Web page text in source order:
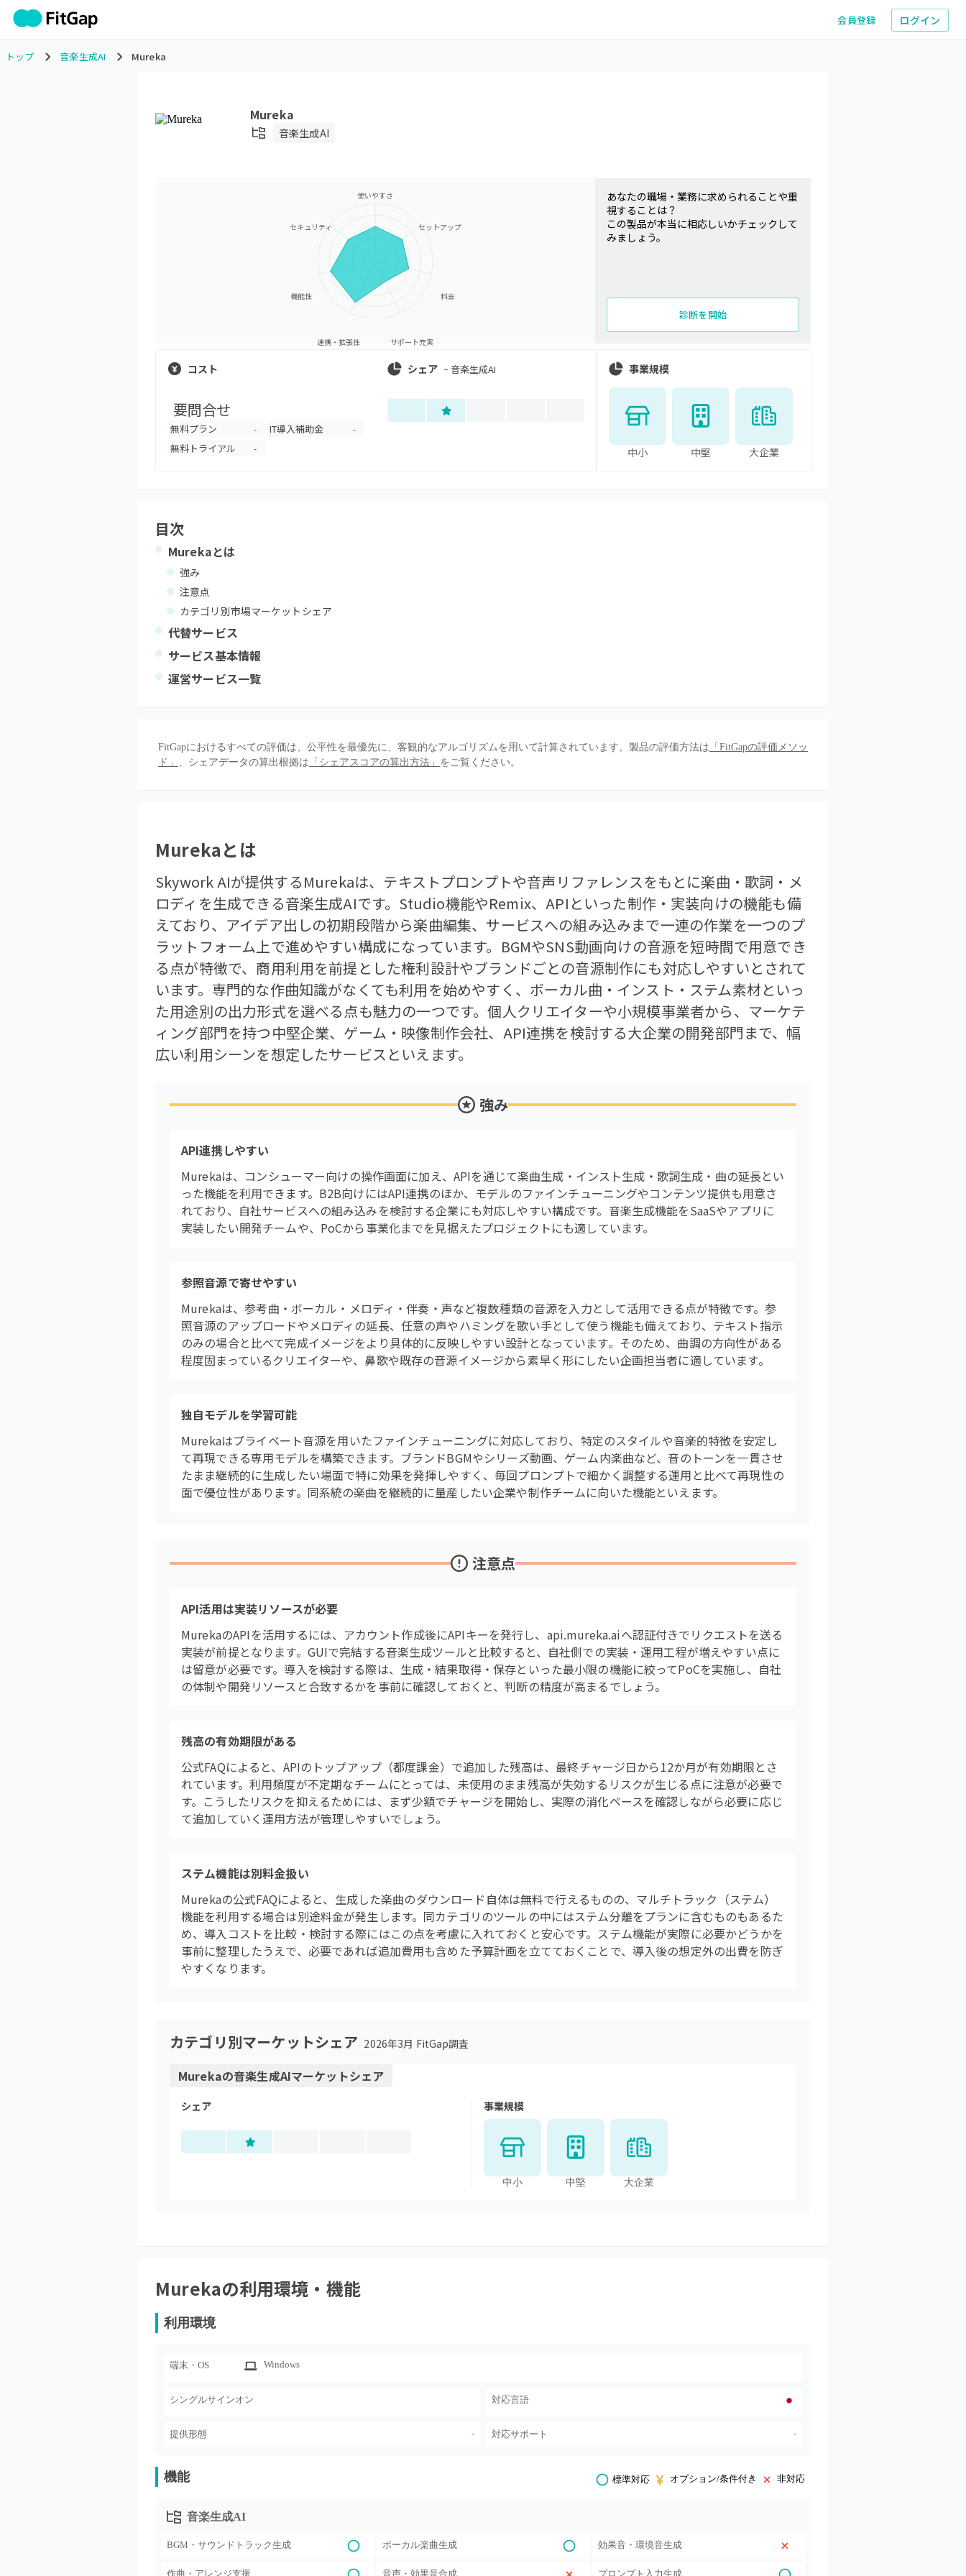
会員登録 ログイン
トップ 音楽生成AI Mureka
Mureka
音楽生成AI
使いやすさ
セットアップ
料金
サポート充実
連携・拡張性
機能性
セキュリティ
あなたの職場・業務に求められることや重
視することは？
この製品が本当に相応しいかチェックして
みましょう。
診断を開始
コスト
要問合せ
無料プラン - IT導入補助金 -
無料トライアル -
シェア ~ 音楽生成AI 事業規模
中小 中堅 大企業
目次
Murekaとは
強み
注意点
カテゴリ別市場マーケットシェア
代替サービス
サービス基本情報
運営サービス一覧
FitGapにおけるすべての評価は、公平性を最優先に、客観的なアルゴリズムを用いて計算されています。製品の評価方法は 「FitGapの評価メソッ
ド」 、シェアデータの算出根拠は 「シェアスコアの算出方法」 をご覧ください。
Murekaとは
Skywork AIが提供するMurekaは、テキストプロンプトや音声リファレンスをもとに楽曲・歌詞・メ
ロディを生成できる音楽生成AIです。Studio機能やRemix、APIといった制作・実装向けの機能も備
えており、アイデア出しの初期段階から楽曲編集、サービスへの組み込みまで一連の作業を一つのプ
ラットフォーム上で進めやすい構成になっています。BGMやSNS動画向けの音源を短時間で用意でき
る点が特徴で、商用利用を前提とした権利設計やブランドごとの音源制作にも対応しやすいとされて
います。専門的な作曲知識がなくても利用を始めやすく、ボーカル曲・インスト・ステム素材といっ
た用途別の出力形式を選べる点も魅力の一つです。個人クリエイターや小規模事業者から、マーケテ
ィング部門を持つ中堅企業、ゲーム・映像制作会社、API連携を検討する大企業の開発部門まで、幅
広い利用シーンを想定したサービスといえます。
強み
API連携しやすい
Murekaは、コンシューマー向けの操作画面に加え、APIを通じて楽曲生成・インスト生成・歌詞生成・曲の延長とい
った機能を利用できます。B2B向けにはAPI連携のほか、モデルのファインチューニングやコンテンツ提供も用意さ
れており、自社サービスへの組み込みを検討する企業にも対応しやすい構成です。音楽生成機能をSaaSやアプリに
実装したい開発チームや、PoCから事業化までを見据えたプロジェクトにも適しています。
参照音源で寄せやすい
Murekaは、参考曲・ボーカル・メロディ・伴奏・声など複数種類の音源を入力として活用できる点が特徴です。参
照音源のアップロードやメロディの延長、任意の声やハミングを歌い手として使う機能も備えており、テキスト指示
のみの場合と比べて完成イメージをより具体的に反映しやすい設計となっています。そのため、曲調の方向性がある
程度固まっているクリエイターや、鼻歌や既存の音源イメージから素早く形にしたい企画担当者に適しています。
独自モデルを学習可能
Murekaはプライベート音源を用いたファインチューニングに対応しており、特定のスタイルや音楽的特徴を安定し
て再現できる専用モデルを構築できます。ブランドBGMやシリーズ動画、ゲーム内楽曲など、音のトーンを一貫させ
たまま継続的に生成したい場面で特に効果を発揮しやすく、毎回プロンプトで細かく調整する運用と比べて再現性の
面で優位性があります。同系統の楽曲を継続的に量産したい企業や制作チームに向いた機能といえます。
注意点
API活用は実装リソースが必要
MurekaのAPIを活用するには、アカウント作成後にAPIキーを発行し、api.mureka.aiへ認証付きでリクエストを送る
実装が前提となります。GUIで完結する音楽生成ツールと比較すると、自社側での実装・運用工程が増えやすい点に
は留意が必要です。導入を検討する際は、生成・結果取得・保存といった最小限の機能に絞ってPoCを実施し、自社
の体制や開発リソースと合致するかを事前に確認しておくと、判断の精度が高まるでしょう。
残高の有効期限がある
公式FAQによると、APIのトップアップ（都度課金）で追加した残高は、最終チャージ日から12か月が有効期限とさ
れています。利用頻度が不定期なチームにとっては、未使用のまま残高が失効するリスクが生じる点に注意が必要で
す。こうしたリスクを抑えるためには、まず少額でチャージを開始し、実際の消化ペースを確認しながら必要に応じ
て追加していく運用方法が管理しやすいでしょう。
ステム機能は別料金扱い
Murekaの公式FAQによると、生成した楽曲のダウンロード自体は無料で行えるものの、マルチトラック（ステム）
機能を利用する場合は別途料金が発生します。同カテゴリのツールの中にはステム分離をプランに含むものもあるた
め、導入コストを比較・検討する際にはこの点を考慮に入れておくと安心です。ステム機能が実際に必要かどうかを
事前に整理したうえで、必要であれば追加費用も含めた予算計画を立てておくことで、導入後の想定外の出費を防ぎ
やすくなります。
カテゴリ別マーケットシェア 2026年3月 FitGap調査
Murekaの音楽生成AIマーケットシェア
シェア 事業規模
中小 中堅 大企業
Murekaの利用環境・機能
利用環境
端末・OS Windows
シングルサインオン 対応言語
提供形態 - 対応サポート -
機能 標準対応 オプション/条件付き 非対応
音楽生成AI
BGM・サウンドトラック生成 ボーカル楽曲生成 効果音・環境音生成
作曲・アレンジ支援 音声・効果音合成 プロンプト入力生成